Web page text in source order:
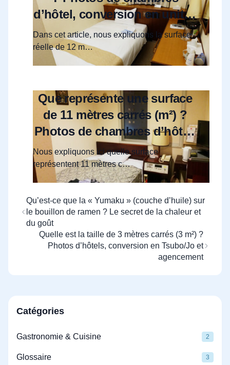
d’hôtel, conversion en unités
japonaises (坪, 帖) et
agencement
Dans cet article, nous expliquons la surface
réelle de 12 m…
Que représente une surface
de 11 mètres carrés (m²) ?
Photos de chambres d’hôtel,
conversion en Tsubo/Jo et
agencement
Nous expliquons ici quelle surface
représentent 11 mètres c…
Qu’est-ce que la « Yumaku » (couche d’huile) sur
le bouillon de ramen ? Le secret de la chaleur et
du goût
Quelle est la taille de 3 mètres carrés (3 m²) ?
Photos d’hôtels, conversion en Tsubo/Jo et
agencement
Catégories
Gastronomie & Cuisine 2
Glossaire 3